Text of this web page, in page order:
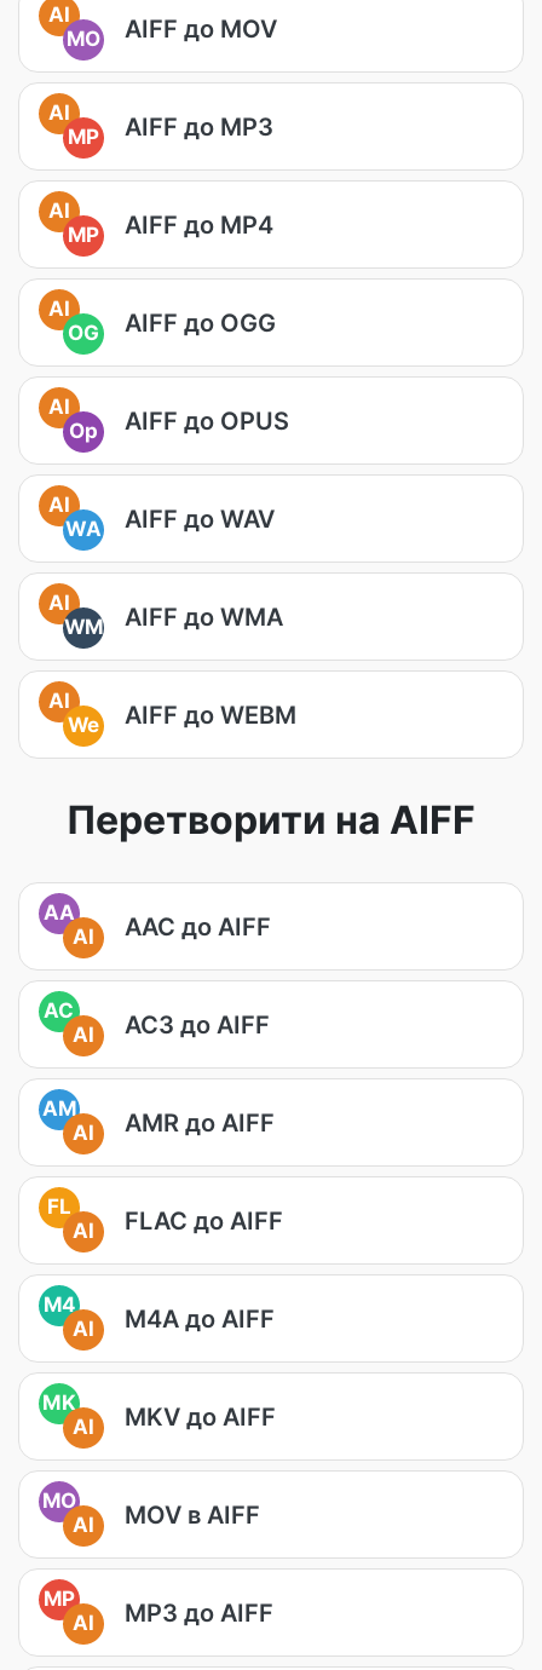
AI
MO
AIFF до MOV
AI
MP
AIFF до MP3
AI
MP
AIFF до MP4
AI
OG
AIFF до OGG
AI
Op
AIFF до OPUS
AI
WA
AIFF до WAV
AI
WM
AIFF до WMA
AI
We
AIFF до WEBM
Перетворити на AIFF
AA
AI
AAC до AIFF
AC
AI
AC3 до AIFF
AM
AI
AMR до AIFF
FL
AI
FLAC до AIFF
M4
AI
M4A до AIFF
MK
AI
MKV до AIFF
MO
AI
MOV в AIFF
MP
AI
MP3 до AIFF